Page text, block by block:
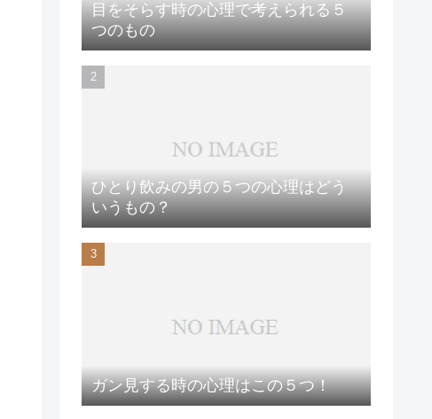
目をそらす時の心理で考えられる５
つのもの
ひとり飲みの男の５つの心理はどう
いうもの？
ガン見する時の心理はこの５つ！